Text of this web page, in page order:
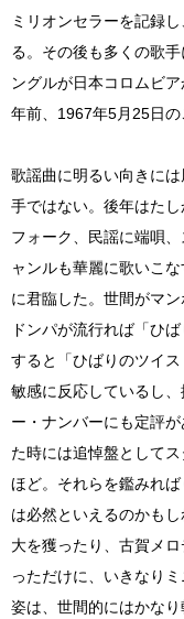
ミリオンセラーを記録
る。その後も多くの歌
ングルが日本コロムビ
年前、1967年5月25日の
歌謡曲に明るい向きに
手ではない。後年はた
フォーク、民謡に端唄
ャンルも華麗に歌いこ
に君臨した。世間がマ
ドンパが流行れば「ひ
すると「ひばりのツイ
敏感に反応しているし
ー・ナンバーにも定評
た時には追悼盤として
ほど。それらを鑑みれ
は必然といえるのかも
大を獲ったり、古賀メ
っただけに、いきなり
姿は、世間的にはかなり